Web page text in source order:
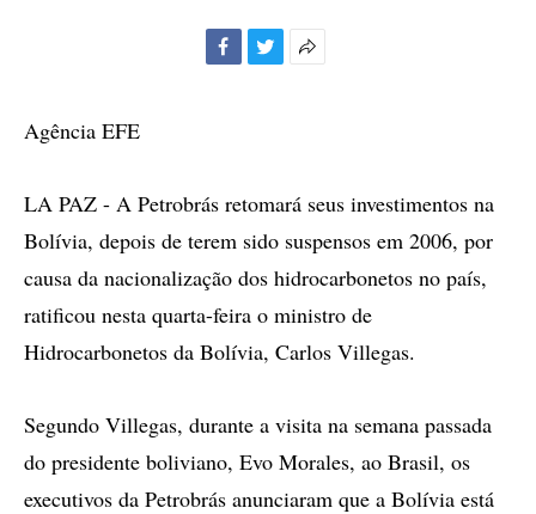
Agência EFE
LA PAZ - A Petrobrás retomará seus investimentos na
Bolívia, depois de terem sido suspensos em 2006, por
causa da nacionalização dos hidrocarbonetos no país,
ratificou nesta quarta-feira o ministro de
Hidrocarbonetos da Bolívia, Carlos Villegas.
Segundo Villegas, durante a visita na semana passada
do presidente boliviano, Evo Morales, ao Brasil, os
executivos da Petrobrás anunciaram que a Bolívia está